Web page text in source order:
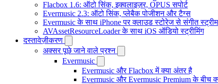
Flacbox 1.6: ऑटो सिंक, इक्वलाइज़र, OPUS सपोर्ट
Evermusic 2.3: ऑटो सिंक, प्लेबैक पोजीशन और टैग्स
Evermusic के साथ iPhone पर क्लाउड स्टोरेज से संगीत
AVAssetResourceLoader के साथ iOS ऑडियो स्ट्रीमिंग
दस्तावेज़ीकरण
अक्सर पूछे जाने वाले प्रश्न
Evermusic
Evermusic और Flacbox में क्या अंतर है
Evermusic और Evermusic Premium के बीच